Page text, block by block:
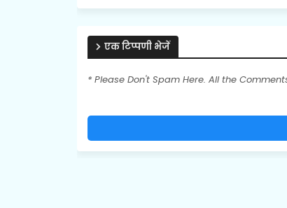
एक टिप्पणी भेजें
* Please Don't Spam Here. All the